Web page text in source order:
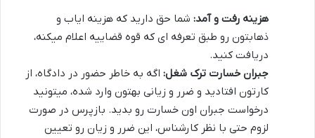
هزینه رفت و آمد: شما حق دارید که هزینه ایاب و
ذهابتون رو طبق تعرفه ای که قوه قضاییه اعلام میکنه،
دریافت کنید.
جبران خسارت ترک شغل: اگه به خاطر حضور در دادگاه، از
کارتون افتادید و ضرر و زیانی بهتون وارد شده، میتونید
درخواست جبران اون خسارت رو بدید. بازپرس در صورت
لزوم حتی با نظر کارشناس، این ضرر و زیان رو تعیین